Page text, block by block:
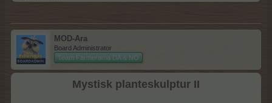
MOD-Ara
Board Administrator
Team Farmerama DA & NO
Mystisk planteskulptur II